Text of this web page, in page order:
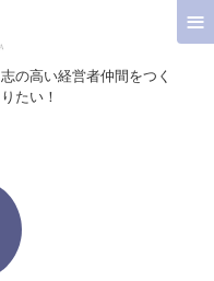
≡
志の高い経営者仲間をつく
りたい！